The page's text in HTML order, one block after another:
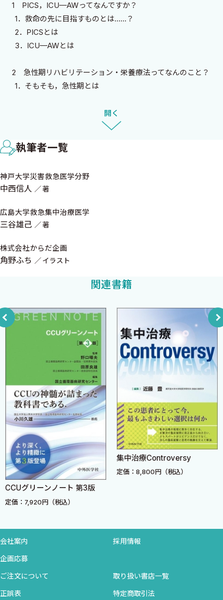
るのは簡単なことではありません．基本的には一つのガイドライ
ンで何百ページもあることがほとんどです．しかも，実際にガイド
ライン作成に関わったことがない人からすると，その内容は難し
く，10分も読めばすぐに眠りに落ちてしまうかもしれません．そ
ラインの内容を簡単に楽しく，多くの方に知ってもらうことができ
るのか．
ハビリや栄養療法の知識や経験はあります．しかし，分かりやす
い本を書くための十分な経験はありませんでした．そんな時に三
谷先生が作った『みんなの救命救急科』という本を読みました．
ました．さらにこの本のイラストを担当している角野ふちさんの
かわいらしいイラストに一目惚れしました．こんなに分かりやす
いガイドラインの内容でも，初学者にもきっと分かりやすく伝わる
と思い，三谷先生と連絡を取り合って本書の企画が誕生しまし
執筆力，角野さんの天才的な画力と，さらに全国の優秀な理学療
法士さん，管理栄養士さんにも内容について協力して頂き，中外
医学社様の素晴らしいとりまとめのおかげで，自信をもって推薦で
養を提唱された東京女子医科大学の若林秀隆先生に御推薦を頂け
たことを心から嬉しく思います．
本書はこういった方に向けて執筆しております．救急科や集中
治療科をローテートする前に急性期リハ栄養を一通り勉強したい
研修医．急性期のリハビリ・栄養をもっと勉強したい専門家の医
師．ある日突然病棟からICUやHCUに配属となった看護師．回復
期から何かの縁があって急性期のリハビリの担当になったリハビ
リスタッフ．病棟の栄養管理のエキスパートだったもののICUの担
当を任せられた管理栄養士．リハビリは詳しいけど栄養のことは
全然わからず詳しく勉強したいリハビリスタッフ，逆に栄養のこ
とは詳しいけどリハビリのことを詳しく勉強したい管理栄養士な
どなど，この本は初学者のみならず，急性期のリハビリ・栄養につ
いて包括的に勉強したい多くの職種の方にお薦めです．本書では
分かりやすく，最新のエビデンスに基づいたリハ栄養について楽
ガイドラインを読んでもらえれば理解は深まるかと思います．
ることを望みます．PICSのない社会を成し遂げるのは容易なこと
ではありません．しかし，今後さらなる高齢化，医療の発展によ
る救命率上昇をむかえる日本にとって，健康で，誰もが明るく，楽
1 PICS，ICU—AWってなんですか？
1．救命の先に目指すものとは……？
2．PICSとは
3．ICU—AWとは
2 急性期リハビリテーション・栄養療法ってなんのこと？
1．そもそも，急性期とは
3 ガイドラインってどのように紐解けばいいの？
1．ガイドラインとは
2．推奨はどのように作られるのか
4．ガイドラインによる推奨とは
5．リハビリや栄養管理での具体例
6．ガイドラインを臨床へ活かすポイントまとめ
第1章 リハビリ
3．握力の評価の有用性
4．IMSとは
6．身体機能評価のまとめ
2 早期リハと急性期リハって何が違うの？早期離床ってそん
なに大切？
1．急性期リハと早期リハの違い
2．早期リハの重要性と開始タイミング
3．急性期リハの阻害因子
4．急性期リハビリテーションのガイドライン
3 リハビリテーションの強度は，何を参考に決めたらいい？
1．リハビリテーションプロトコールとは
2．適切な強度の決め方
4 安全にリハビリするための開始基準は？
1．積極的リハビリテーションの開始基準
コラム γ（ガンマ）という単位
1．積極的リハビリテーションの中止基準
開く
執筆者一覧
神戸大学災害救急医学分野
中西信人 著
広島大学救急集中治療医学
三谷雄己 著
株式会社からだ企画
角野ふち イラスト
関連書籍
CCUグリーンノート 第3版
定価：7,920円（税込）
集中治療Controversy
定価：8,800円（税込）
会社案内 採用情報
企画応募
ご注文について 取り扱い書店一覧
正誤表 特定商取引法